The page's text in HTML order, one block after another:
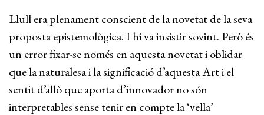
Llull era plenament conscient de la novetat de la seva
proposta epistemològica. I hi va insistir sovint. Però és
un error fixar-se només en aquesta novetat i oblidar
que la naturalesa i la significació d’aquesta Art i el
sentit d’allò que aporta d’innovador no són
interpretables sense tenir en compte la ‘vella’